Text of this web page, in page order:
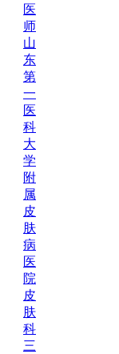
医
师
山
东
第
一
医
科
大
学
附
属
皮
肤
病
医
院
皮
肤
科
三